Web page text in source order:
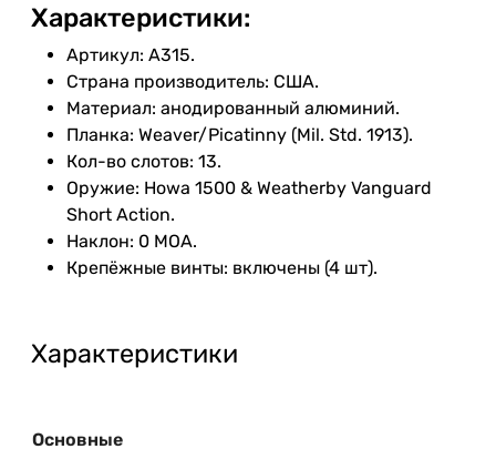
Характеристики:
Артикул: A315.
Страна производитель: США.
Материал: анодированный алюминий.
Планка: Weaver/Picatinny (Mil. Std. 1913).
Кол-во слотов: 13.
Оружие: Howa 1500 & Weatherby Vanguard
Short Action.
Наклон: 0 MOA.
Крепёжные винты: включены (4 шт).
Характеристики
Основные